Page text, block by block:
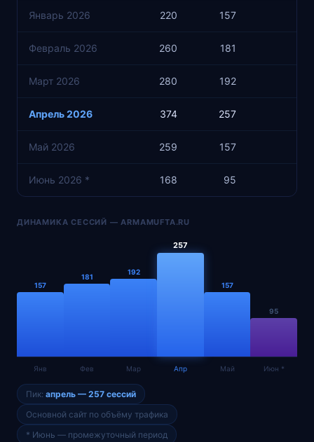
Январь 2026 220 157
Февраль 2026 260 181
Март 2026 280 192
Апрель 2026 374 257
Май 2026 259 157
Июнь 2026 * 168 95
ДИНАМИКА СЕССИЙ — ARMAMUFTA.RU
157
181
192
257
157
95
Янв Фев Мар Апр Май Июн *
Пик: апрель — 257 сессий
Основной сайт по объёму трафика
* Июнь — промежуточный период